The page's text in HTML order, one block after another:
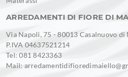
ARREDAMENTI DI FIORE DI
Via Napoli, 75 - 80013 Casalnuovo di
P.IVA 04637521214
Tel: 081 8423363
Mail: